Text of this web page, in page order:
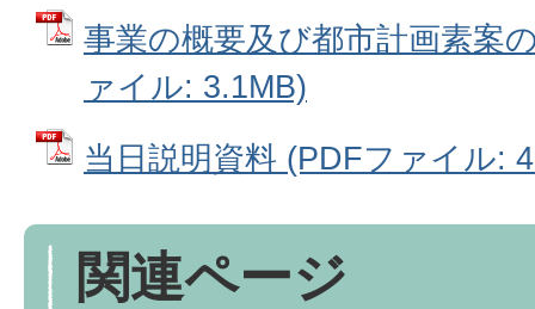
事業の概要及び都市計画素案
ァイル: 3.1MB)
当日説明資料 (PDFファイル:
関連ページ